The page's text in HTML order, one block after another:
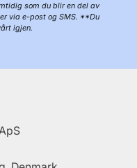
som du blir en del av
via e-post og SMS. **Du
igjen.